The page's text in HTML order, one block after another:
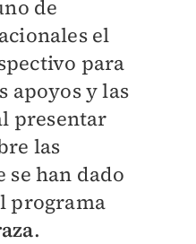
de
el
para
apoyos y las
presentar
las
se han dado
programa
.